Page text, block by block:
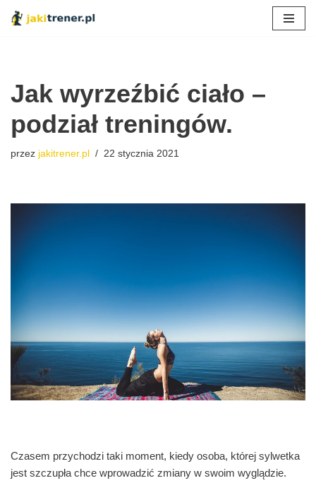
Jak wyrzeźbić ciało –
podział treningów.
przez jakitrener.pl 22 stycznia 2021
Czasem przychodzi taki moment, kiedy osoba, której sylwetka
jest szczupła chce wprowadzić zmiany w swoim wyglądzie.